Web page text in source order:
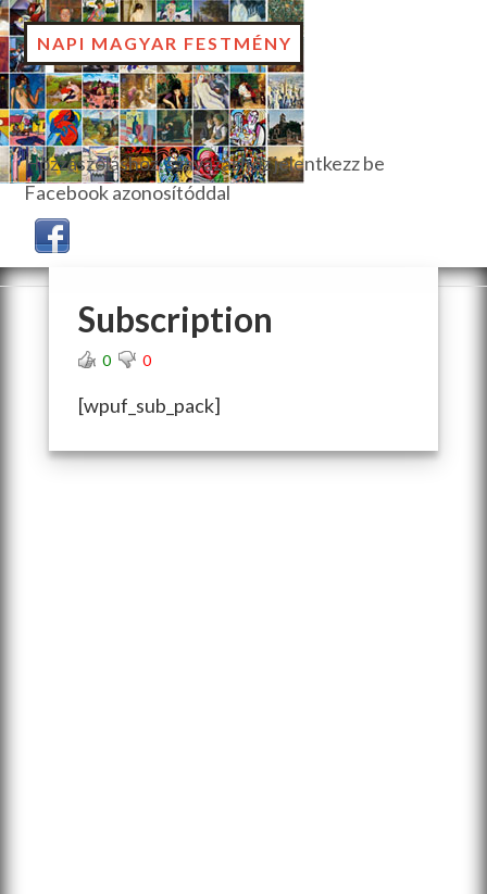
NAPI MAGYAR FESTMÉNY
Hozzászóláshoz, szavazáshoz jelentkezz be
Facebook azonosítóddal
Subscription
0 0
[wpuf_sub_pack]